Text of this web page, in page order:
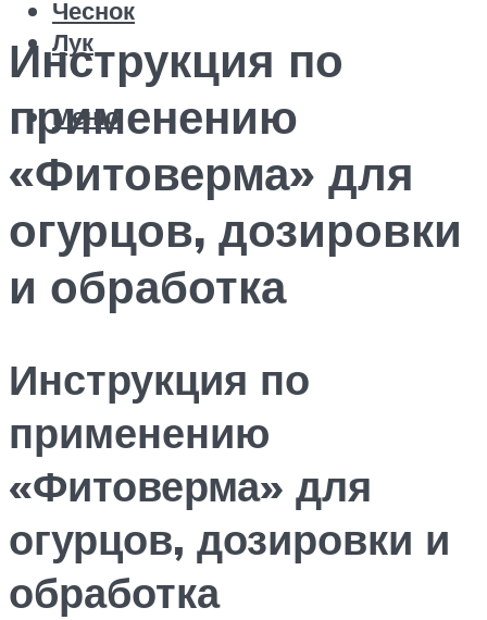
Чеснок
Лук
Меню
Инструкция по
применению
«Фитоверма» для
огурцов, дозировки
и обработка
Инструкция по
применению
«Фитоверма» для
огурцов, дозировки и
обработка